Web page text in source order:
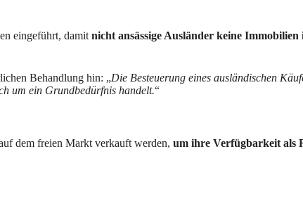
eingeführt, damit nicht ansässige Ausländer keine
Behandlung hin: „Die Besteuerung eines ausländischen
um ein Grundbedürfnis handelt.“
dem freien Markt verkauft werden, um ihre Verfügbarkeit als